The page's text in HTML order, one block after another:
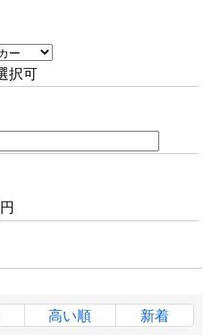
択可
円
高い順
新着